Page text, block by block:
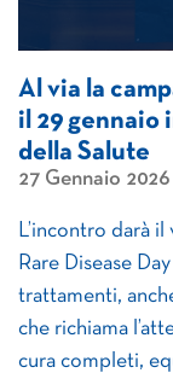
Al via la
il 29 gennaio
della Salute
27 Gennaio 2026
L’incontro darà
Rare Disease
trattamenti,
che richiama
cura completi,